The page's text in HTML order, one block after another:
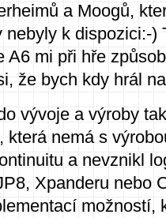
a Moogů,
k dispozici:-)
A6 mi při hře
že bych kdy hrál
vývoje a výroby
která nemá s
a nevznikl
Xpanderu nebo
možností,